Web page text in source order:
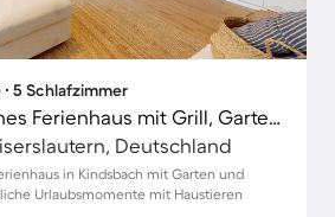
∙ 5 Schlafzimmer
Kinderfreundliches Ferienhaus mit Grill, Garten und Terrasse | Perfekt für die Arbeit von Zuhause | Hunde erlaubt
Deutschland
in Kindsbach mit Garten und
Urlaubsmomente mit Haustieren